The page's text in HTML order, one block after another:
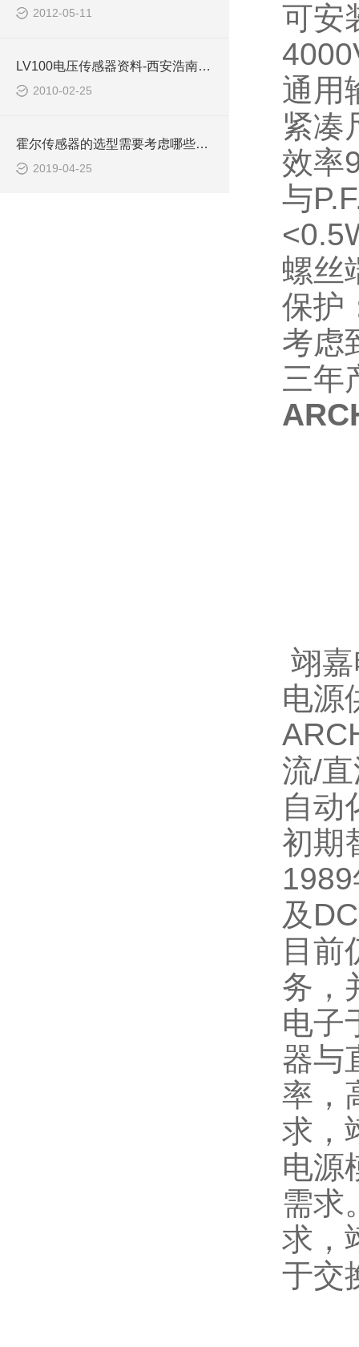
2012-05-11
LV100电压传感器资料-西安浩南电子科技
2010-02-25
霍尔传感器的选型需要考虑哪些因素
2019-04-25
可安
通用
紧凑
效率
与
螺丝
保护
考虑
三年
翊
电源
流/
自动
初期
及
目前
务，
电子
器与
率，
求，
电源
需求
求，
于交